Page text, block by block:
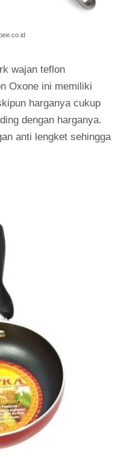
wajan teflon
Oxone ini memiliki
harganya cukup
dengan harganya.
anti lengket sehingga